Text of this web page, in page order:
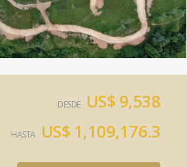
DESDE US$ 9,538
HASTA US$ 1,109,176.3